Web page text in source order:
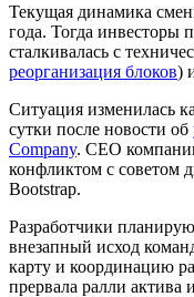
Текущая динамика
года. Тогда инвесторы
сталкивалась с
реорганизация блоков)
Ситуация изменилась
сутки после новости об
Company. СЕО
конфликтом с советом
Bootstrap.
Разработчики
внезапный исход
карту и координацию
прервала ралли актива